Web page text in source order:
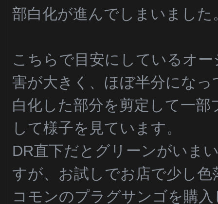
部白化が進んでしまいました
こちらで目安にしているオ
害が大きく、ほぼ半分にな
白化した部分を剪定して一
して様子を見ています。
DR直下だとグリーンがいま
すが、お試しでお店で少し
コモンのプラグサンゴを購